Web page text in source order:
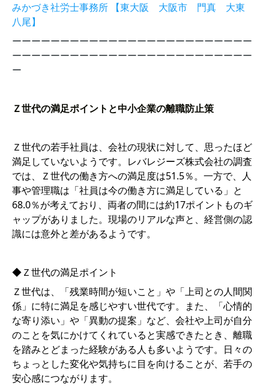
みかづき社労士事務所 【東大阪 大阪市 門真 大東
八尾】
ーーーーーーーーーーーーーーーーーーーーーーーーー
ーーーーーーーーーーーーーーーーーーーーーーーーー
ー
Ｚ世代の満足ポイントと中小企業の離職防止策
Ｚ世代の若手社員は、会社の現状に対して、思ったほど
満足していないようです。レバレジーズ株式会社の調査
では、Ｚ世代の働き方への満足度は51.5％。一方で、人
事や管理職は「社員は今の働き方に満足している」と
68.0％が考えており、両者の間には約17ポイントものギ
ャップがありました。現場のリアルな声と、経営側の認
識には意外と差があるようです。
◆Ｚ世代の満足ポイント
Ｚ世代は、「残業時間が短いこと」や「上司との人間関
係」に特に満足を感じやすい世代です。また、「心情的
な寄り添い」や「異動の提案」など、会社や上司が自分
のことを気にかけてくれていると実感できたとき、離職
を踏みとどまった経験がある人も多いようです。日々の
ちょっとした変化や気持ちに目を向けることが、若手の
安心感につながります。